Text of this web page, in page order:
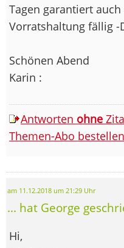
Tagen garantiert
Vorratshaltung fällig -
Schönen Abend
Karin :
Antworten ohne
Themen-Abo bestellen
am 11.12.2018 um 21:29 Uhr
... hat George
Hi,